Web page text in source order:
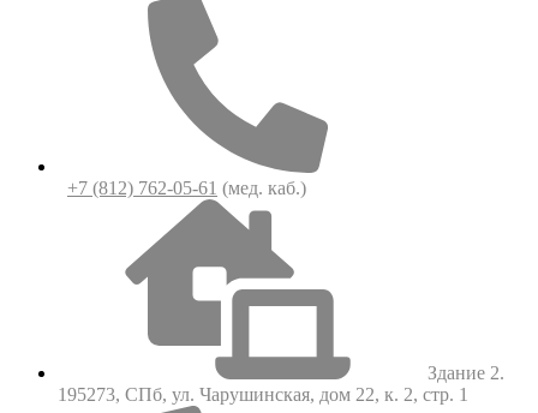
+7 (812) 762-05-61 (мед. каб.)
Здание 2.
195273, СПб, ул. Чарушинская, дом 22, к. 2, стр. 1